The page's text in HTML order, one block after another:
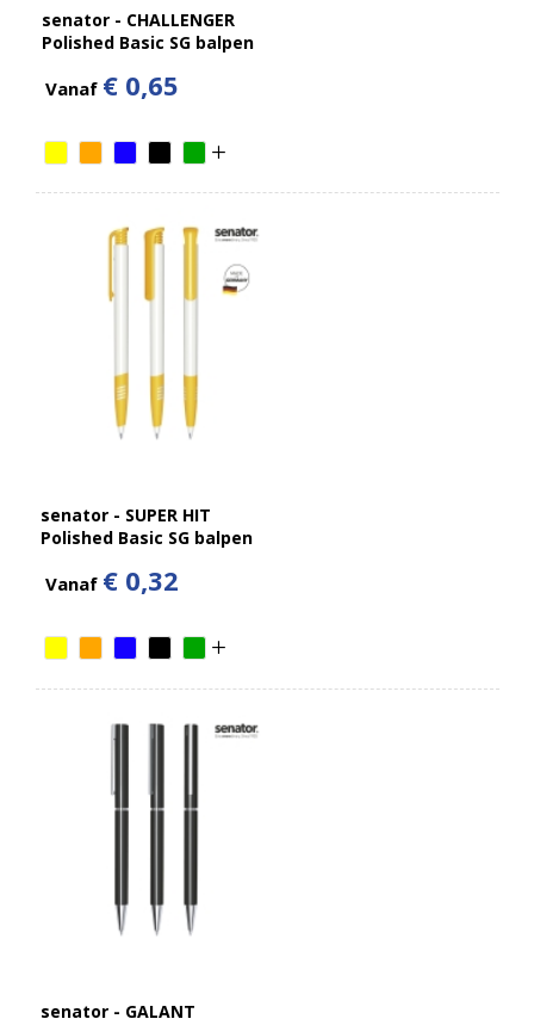
senator - CHALLENGER
Polished Basic SG balpen
Vanaf € 0,65
senator - SUPER HIT
Polished Basic SG balpen
Vanaf € 0,32
senator - GALANT